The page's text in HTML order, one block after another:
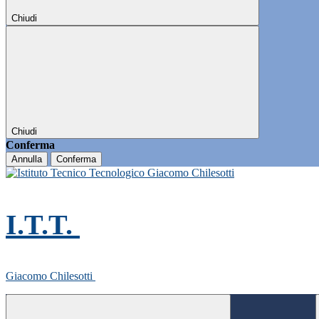
Chiudi
Chiudi
Conferma
Annulla Conferma
I.T.T.
Giacomo Chilesotti